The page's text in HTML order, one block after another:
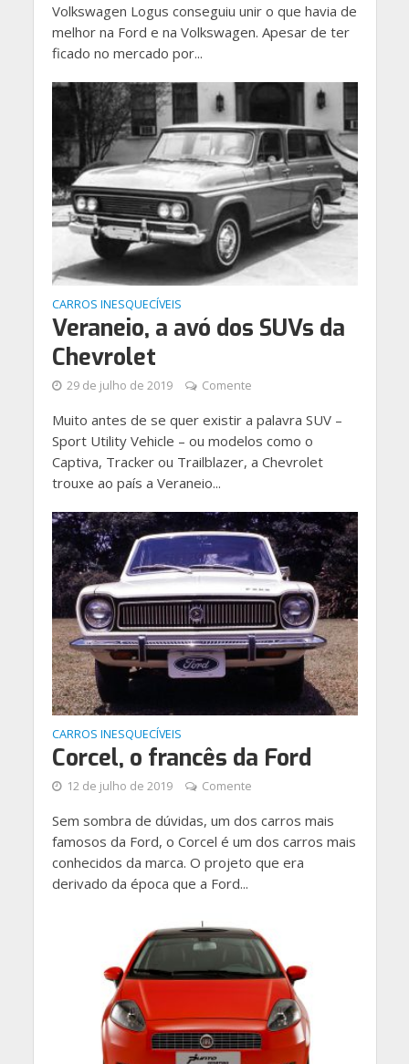
Volkswagen Logus conseguiu unir o que havia de
melhor na Ford e na Volkswagen. Apesar de ter
ficado no mercado por...
CARROS INESQUECÍVEIS
Veraneio, a avó dos SUVs da
Chevrolet
29 de julho de 2019 Comente
Muito antes de se quer existir a palavra SUV –
Sport Utility Vehicle – ou modelos como o
Captiva, Tracker ou Trailblazer, a Chevrolet
trouxe ao país a Veraneio...
CARROS INESQUECÍVEIS
Corcel, o francês da Ford
12 de julho de 2019 Comente
Sem sombra de dúvidas, um dos carros mais
famosos da Ford, o Corcel é um dos carros mais
conhecidos da marca. O projeto que era
derivado da época que a Ford...